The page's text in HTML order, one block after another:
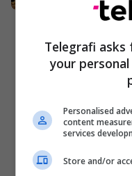
Telegrafi
your
Personalised
content
services
Store and/or